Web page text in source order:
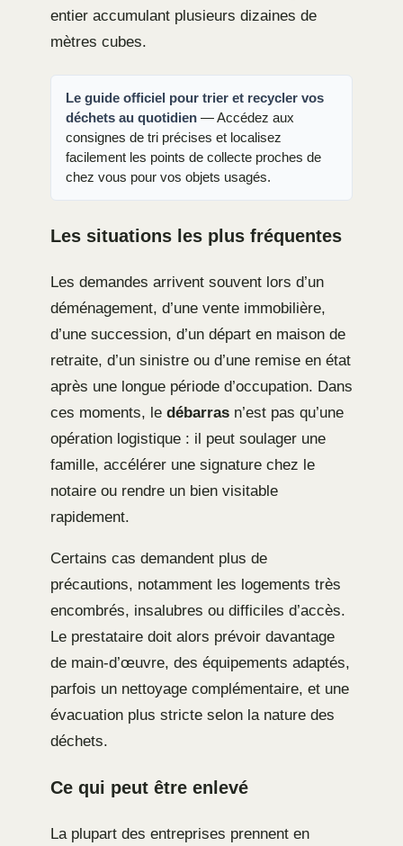
entier accumulant plusieurs dizaines de
mètres cubes.
Le guide officiel pour trier et recycler vos
déchets au quotidien — Accédez aux
consignes de tri précises et localisez
facilement les points de collecte proches de
chez vous pour vos objets usagés.
Les situations les plus fréquentes
Les demandes arrivent souvent lors d’un
déménagement, d’une vente immobilière,
d’une succession, d’un départ en maison de
retraite, d’un sinistre ou d’une remise en état
après une longue période d’occupation. Dans
ces moments, le débarras n’est pas qu’une
opération logistique : il peut soulager une
famille, accélérer une signature chez le
notaire ou rendre un bien visitable
rapidement.
Certains cas demandent plus de
précautions, notamment les logements très
encombrés, insalubres ou difficiles d’accès.
Le prestataire doit alors prévoir davantage
de main-d’œuvre, des équipements adaptés,
parfois un nettoyage complémentaire, et une
évacuation plus stricte selon la nature des
déchets.
Ce qui peut être enlevé
La plupart des entreprises prennent en